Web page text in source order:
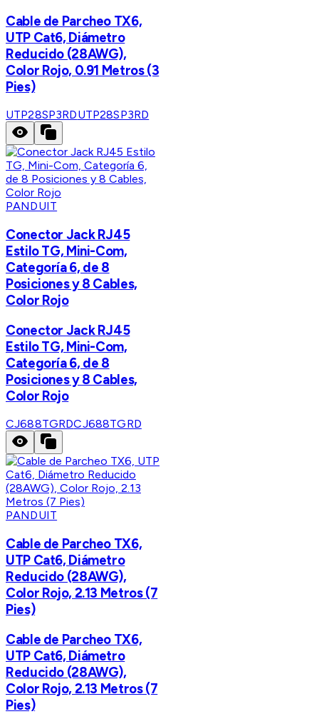
Cable de Parcheo TX6,
UTP Cat6, Diámetro
Reducido (28AWG),
Color Rojo, 0.91 Metros (3
Pies)
UTP28SP3RDUTP28SP3RD
PANDUIT
Conector Jack RJ45
Estilo TG, Mini-Com,
Categoría 6, de 8
Posiciones y 8 Cables,
Color Rojo
Conector Jack RJ45
Estilo TG, Mini-Com,
Categoría 6, de 8
Posiciones y 8 Cables,
Color Rojo
CJ688TGRDCJ688TGRD
PANDUIT
Cable de Parcheo TX6,
UTP Cat6, Diámetro
Reducido (28AWG),
Color Rojo, 2.13 Metros (7
Pies)
Cable de Parcheo TX6,
UTP Cat6, Diámetro
Reducido (28AWG),
Color Rojo, 2.13 Metros (7
Pies)